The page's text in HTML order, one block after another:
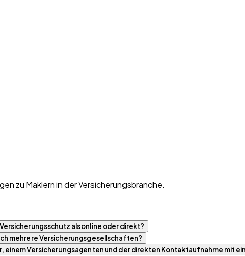
zu Maklern in der Versicherungsbranche.
als online oder direkt?
mehrere Versicherungsgesellschaften?
einem Versicherungsagenten und der direkten Kontaktaufnahme mit